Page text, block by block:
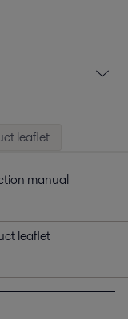
leaflet
manual
leaflet